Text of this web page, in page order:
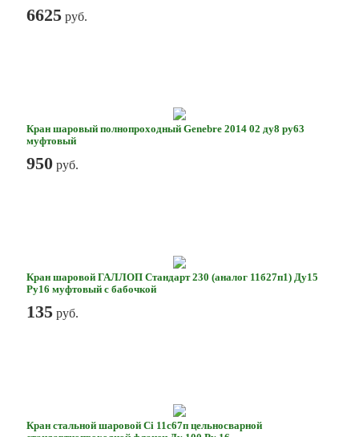
6625 руб.
Кран шаровый полнопроходный Genebre 2014 02 ду8 ру63
муфтовый
950 руб.
Кран шаровой ГАЛЛОП Стандарт 230 (аналог 11б27п1) Ду15
Ру16 муфтовый с бабочкой
135 руб.
Кран стальной шаровой Ci 11с67п цельносварной